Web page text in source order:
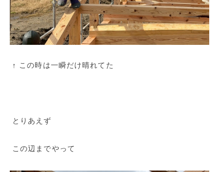
↑ この時は一瞬だけ晴れてた
とりあえず
この辺までやって